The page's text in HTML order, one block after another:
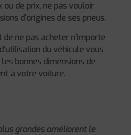
ou de prix, ne pas vouloir
d'origines de ses pneus.
ne pas acheter n'importe
du véhicule vous
bonnes dimensions de
à votre voiture.
grandes améliorent le